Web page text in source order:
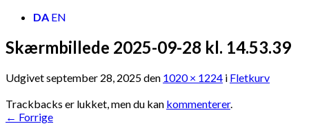
DA EN
Skærmbillede 2025-09-28 kl. 14.53.39
Udgivetseptember 28, 2025den 1020 × 1224 i Fletkurv
Trackbacks er lukket, men du kan kommenterer.
← Forrige